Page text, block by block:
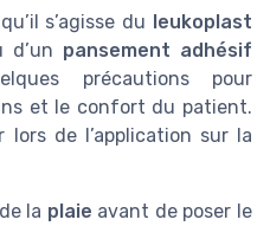
s’agisse du leukoplast
d’un pansement adhésif
précautions pour
et le confort du patient.
lors de l’application sur la
la plaie avant de poser le